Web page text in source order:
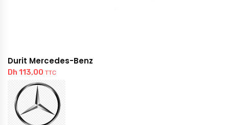
Durit Mercedes-Benz
Dh 113,00 TTC